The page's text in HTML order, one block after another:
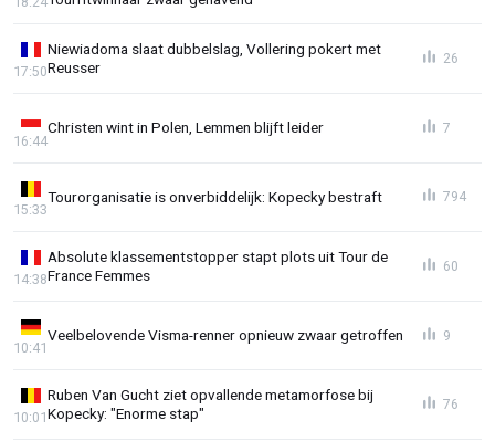
Niewiadoma slaat dubbelslag, Vollering pokert met
Reusser
17:50
26
Christen wint in Polen, Lemmen blijft leider
16:44
7
Tourorganisatie is onverbiddelijk: Kopecky bestraft
15:33
794
Absolute klassementstopper stapt plots uit Tour de
France Femmes
14:38
60
Veelbelovende Visma-renner opnieuw zwaar getroffen
10:41
9
Ruben Van Gucht ziet opvallende metamorfose bij
Kopecky: "Enorme stap"
10:01
76